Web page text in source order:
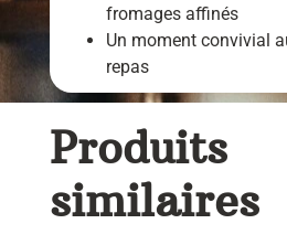
fromages affinés
Un moment convivial
repas
Produits
similaires